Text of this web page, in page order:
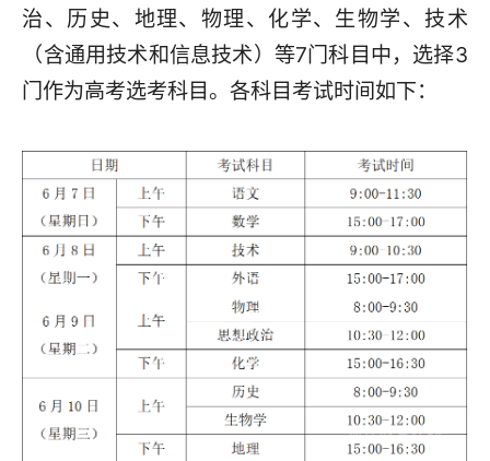
治、历史、地理、物理、化学、生物学、技术
（含通用技术和信息技术）等7门科目中，选择3
门作为高考选考科目。各科目考试时间如下：